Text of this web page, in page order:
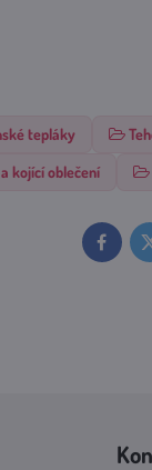
tepláky
kojící oblečení